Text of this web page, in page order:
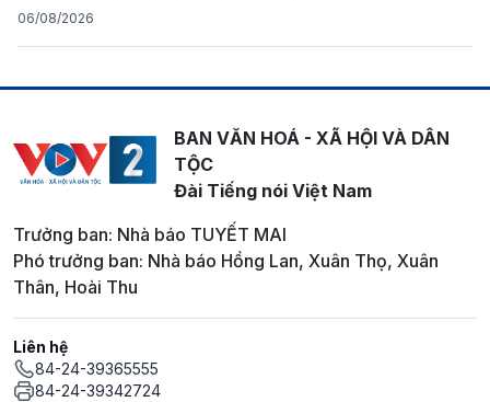
06/08/2026
BAN VĂN HOÁ - XÃ HỘI VÀ DÂN
TỘC
Đài Tiếng nói Việt Nam
Trưởng ban: Nhà báo TUYẾT MAI
Phó trưởng ban: Nhà báo Hồng Lan, Xuân Thọ, Xuân
Thân, Hoài Thu
Liên hệ
84-24-39365555
84-24-39342724